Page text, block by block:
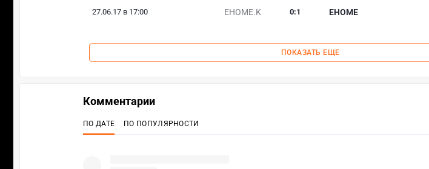
27.06.17 в 17:00 EHOME.K EHOME
0:1
ПОКАЗАТЬ ЕЩЕ
Комментарии
ПО ДАТЕ ПО ПОПУЛЯРНОСТИ